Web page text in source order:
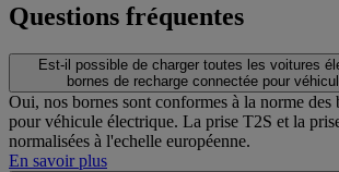
Questions fréquentes
Est-il possible de charger toutes les voitures
bornes de recharge connectée pour
Oui, nos bornes sont conformes à la norme des
pour véhicule électrique. La prise T2S et la
normalisées à l'echelle européenne.
En savoir plus